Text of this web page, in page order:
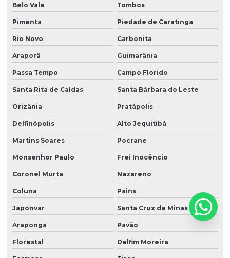
Belo Vale Tombos
Pimenta Piedade de Caratinga
Rio Novo Carbonita
Araporã Guimarânia
Passa Tempo Campo Florido
Santa Rita de Caldas Santa Bárbara do Leste
Orizânia Pratápolis
Delfinópolis Alto Jequitibá
Martins Soares Pocrane
Monsenhor Paulo Frei Inocêncio
Coronel Murta Nazareno
Coluna Pains
Japonvar Santa Cruz de Minas
Araponga Pavão
Florestal Delfim Moreira